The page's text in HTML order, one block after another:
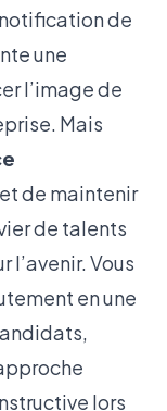
de
une
l’image de
Mais
et de maintenir
de talents
Vous
en une
lors